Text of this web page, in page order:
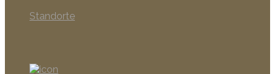
Standorte